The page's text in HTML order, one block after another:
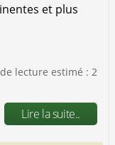
et plus
lecture estimé : 2
Lire la suite..